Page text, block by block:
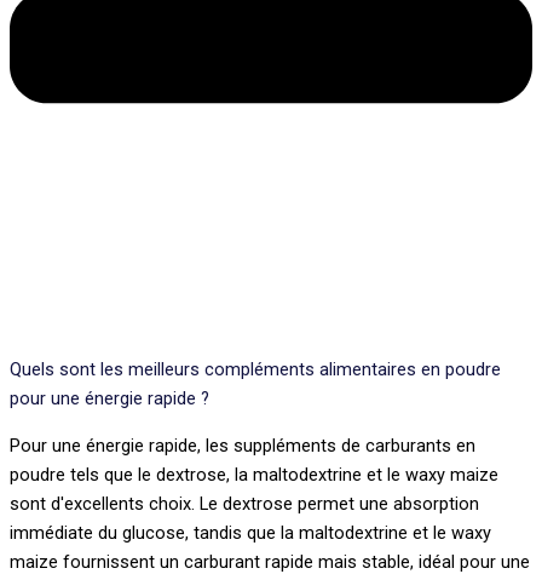
Quels sont les meilleurs compléments alimentaires en poudre
pour une énergie rapide ?
Pour une énergie rapide, les suppléments de carburants en
poudre tels que le dextrose, la maltodextrine et le waxy maize
sont d'excellents choix. Le dextrose permet une absorption
immédiate du glucose, tandis que la maltodextrine et le waxy
maize fournissent un carburant rapide mais stable, idéal pour une